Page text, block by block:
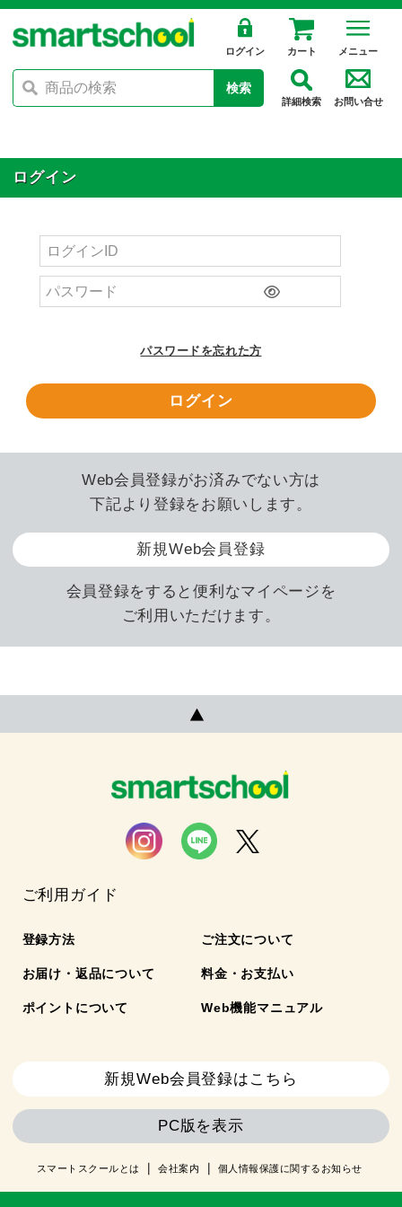
ログイン カート メニュー
検索
詳細検索 お問い合せ
ログイン
パスワードを忘れた方
Web会員登録がお済みでない方は
下記より登録をお願いします。
新規Web会員登録
会員登録をすると便利なマイページを
ご利用いただけます。
ご利用ガイド
登録方法 ご注文について
お届け・返品について 料金・お支払い
ポイントについて Web機能マニュアル
新規Web会員登録はこちら
PC版を表示
スマートスクールとは 会社案内 個人情報保護に関するお知らせ